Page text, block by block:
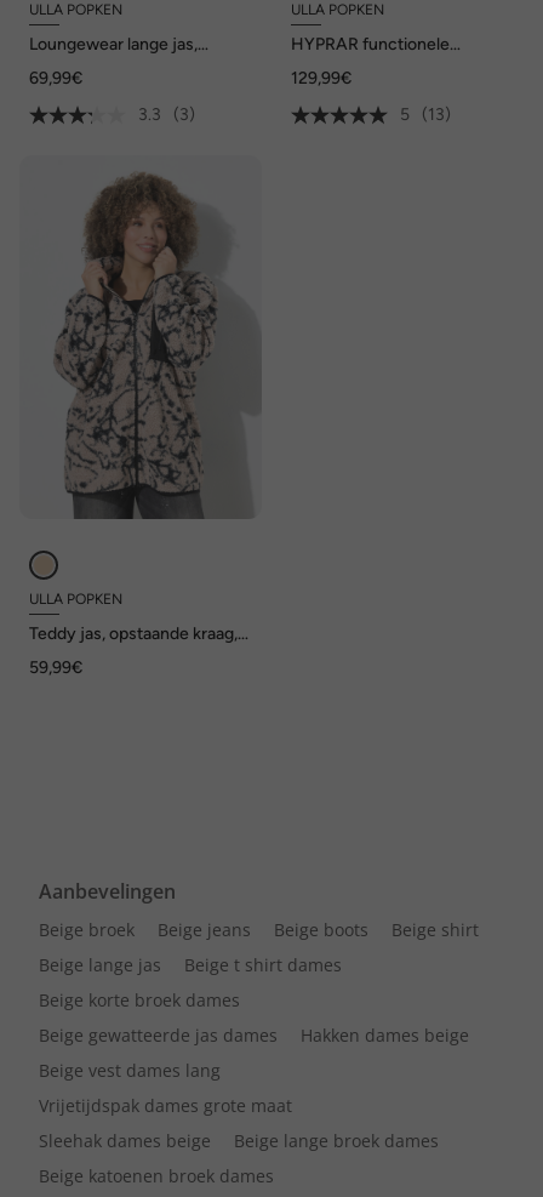
ULLA POPKEN
Loungewear lange jas,
lang
69,99€
3.3
(3)
ULLA POPKEN
HYPRAR functionele
waterafstotend
129,99€
5
(13)
ULLA POPKEN
Teddy jas, opstaande kraag,
zacht
59,99€
Aanbevelingen
Beige broek Beige jeans Beige boots
Beige shirt
Beige lange jas
Beige t shirt dames
Beige korte broek dames
Beige gewatteerde jas dames
Hakken dames beige
Beige vest dames lang
Vrijetijdspak dames grote maat
Sleehak dames beige
Beige lange broek dames
Beige katoenen broek dames